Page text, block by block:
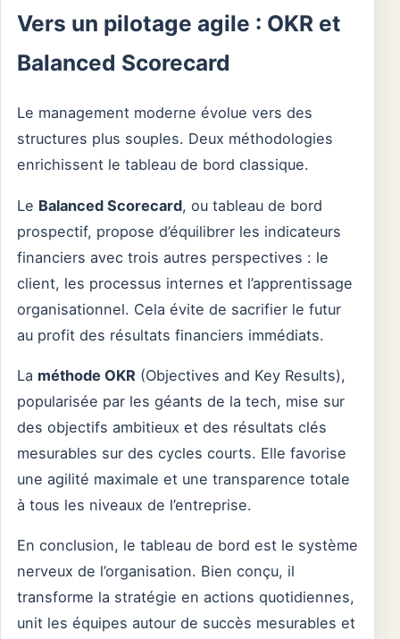
Vers un pilotage agile : OKR et
Balanced Scorecard
Le management moderne évolue vers des
structures plus souples. Deux méthodologies
enrichissent le tableau de bord classique.
Le Balanced Scorecard, ou tableau de bord
prospectif, propose d’équilibrer les indicateurs
financiers avec trois autres perspectives : le
client, les processus internes et l’apprentissage
organisationnel. Cela évite de sacrifier le futur
au profit des résultats financiers immédiats.
La méthode OKR (Objectives and Key Results),
popularisée par les géants de la tech, mise sur
des objectifs ambitieux et des résultats clés
mesurables sur des cycles courts. Elle favorise
une agilité maximale et une transparence totale
à tous les niveaux de l’entreprise.
En conclusion, le tableau de bord est le système
nerveux de l’organisation. Bien conçu, il
transforme la stratégie en actions quotidiennes,
unit les équipes autour de succès mesurables et